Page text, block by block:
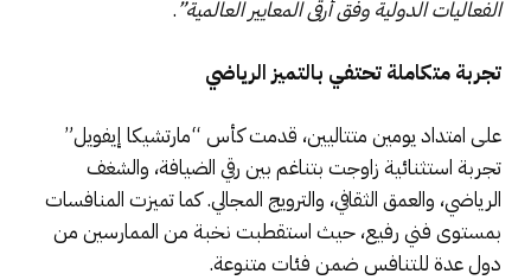
الفعاليات الدولية وفق أرقى المعايير العالمية”.
تجربة متكاملة تحتفي بالتميز الرياضي
على امتداد يومين متتاليين، قدمت كأس “مارتشيكا إيفويل”
تجربة استثنائية زاوجت بتناغم بين رقي الضيافة، والشغف
الرياضي، والعمق الثقافي، والترويج المجالي. كما تميزت المنافسات
بمستوى فني رفيع، حيث استقطبت نخبة من الممارسين من
دول عدة للتنافس ضمن فئات متنوعة.